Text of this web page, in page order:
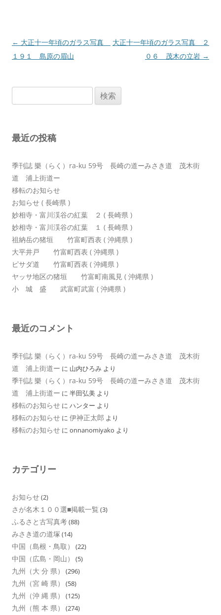
投
稿
ョ
← 大正十一年頃のガラス写真
１９１ 島原の眉山
大正十一年頃のガラス写真 ２
０６ 茂木の立岩 →
索:
最近の投稿
季刊誌 樂（らく）ra-ku 59号 長崎の道ーみさき道 茂木街
道 浦上街道ー
移転のお知らせ
お知らせ ( 長崎県 )
妙相寺・富川渓谷の紅葉 ２ ( 長崎県 )
妙相寺・富川渓谷の紅葉 １ ( 長崎県 )
祖納岳の猪垣 竹富町西表 ( 沖縄県 )
大平井戸 竹富町西表 ( 沖縄県 )
ピサダ道 竹富町西表 ( 沖縄県 )
ヤッサ地区の猪垣 竹富町南風見 ( 沖縄県 )
小 城 盛 武富町武富 ( 沖縄県 )
最近のコメント
季刊誌 樂（らく）ra-ku 59号 長崎の道ーみさき道 茂木街
道 浦上街道ー に 山内ひろみ より
季刊誌 樂（らく）ra-ku 59号 長崎の道ーみさき道 茂木街
道 浦上街道ー に 半田弘美 より
移転のお知らせ に ハンター より
移転のお知らせ に 伊神正太郎 より
移転のお知らせ に onnanomiyako より
カテゴリー
お知らせ(2)
さが名木１００選■掲載一覧 (3)
ふるさと古写真考(88)
みさき道の道塚 (14)
中国（島根・鳥取） (22)
中国（広島・岡山） (5)
九州（大 分 県） (296)
九州（宮 崎 県） (58)
九州（沖 縄 県） (125)
九州（熊 本 県） (274)